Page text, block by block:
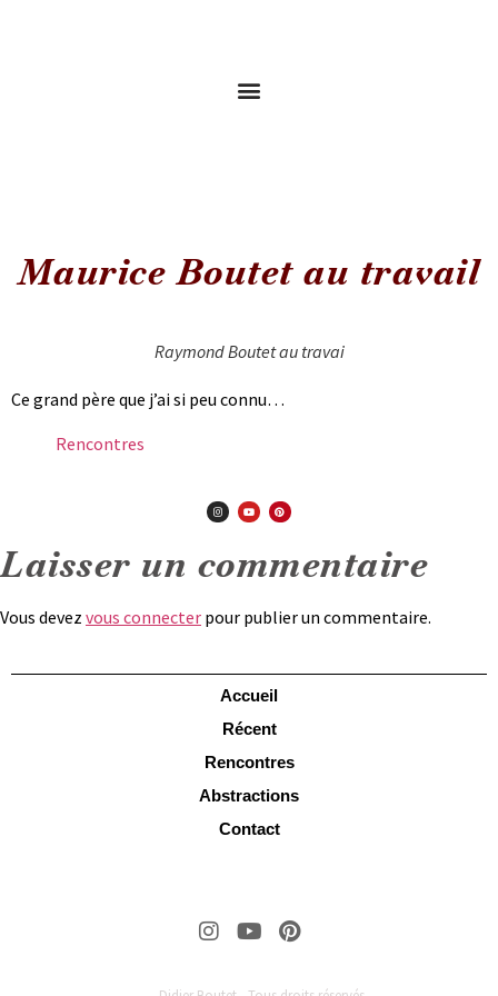
Maurice Boutet au travail
Raymond Boutet au travai
Ce grand père que j’ai si peu connu…
Rencontres
Laisser un commentaire
Vous devez vous connecter pour publier un commentaire.
Accueil
Récent
Rencontres
Abstractions
Contact